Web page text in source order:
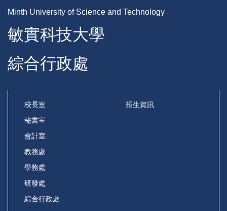
Minth University of Science and Technology
敏實科技大學
綜合行政處
校長室
秘書室
會計室
教務處
學務處
研發處
綜合行政處
招生資訊